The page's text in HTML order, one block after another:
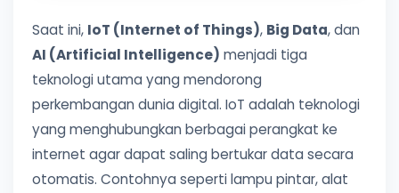
Saat ini, IoT (Internet of Things), Big Data, dan
AI (Artificial Intelligence) menjadi tiga
teknologi utama yang mendorong
perkembangan dunia digital. IoT adalah teknologi
yang menghubungkan berbagai perangkat ke
internet agar dapat saling bertukar data secara
otomatis. Contohnya seperti lampu pintar, alat